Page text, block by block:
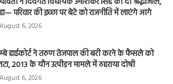
परिवार की इच्छा पर बेटे को राजनीति में लाएंगे आगे
August 6, 2026
हाईकोर्ट ने तरुण तेजपाल की बरी करने के फैसले को
2013 के यौन उत्पीड़न मामले में ठहराया दोषी
August 6, 2026